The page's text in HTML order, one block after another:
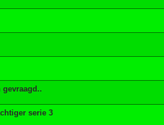
serie 3